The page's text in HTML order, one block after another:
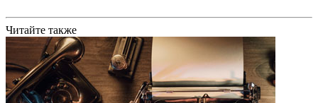
Читайте также